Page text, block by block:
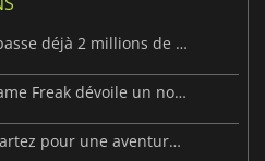
Resident Evil: Veronica dépasse déjà 2 millions de wishlists
Beast of Reincarnation : Game Freak dévoile un nouveau pari
Big Walk est disponible : partez pour une aventure entre amis